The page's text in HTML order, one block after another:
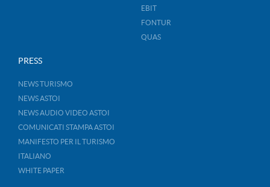
EBIT
FONTUR
QUAS
PRESS
NEWS TURISMO
NEWS ASTOI
NEWS AUDIO VIDEO ASTOI
COMUNICATI STAMPA ASTOI
MANIFESTO PER IL TURISMO
ITALIANO
WHITE PAPER